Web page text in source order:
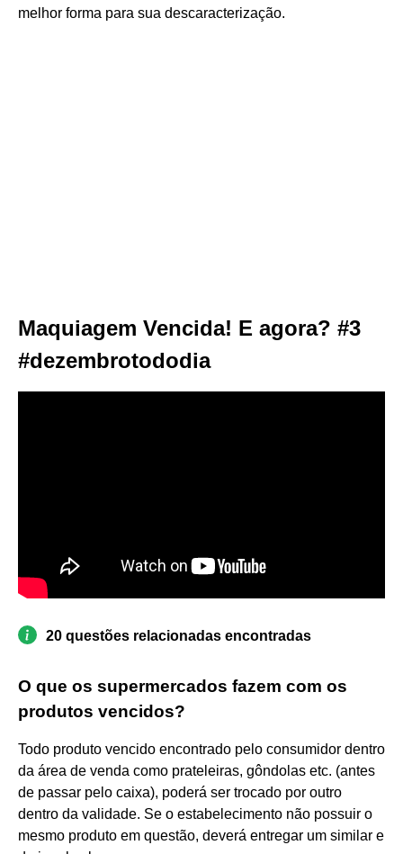
melhor forma para sua descaracterização.
Maquiagem Vencida! E agora? #3
#dezembrotododia
20 questões relacionadas encontradas
O que os supermercados fazem com os
produtos vencidos?
Todo produto vencido encontrado pelo consumidor dentro
da área de venda como prateleiras, gôndolas etc. (antes
de passar pelo caixa), poderá ser trocado por outro
dentro da validade. Se o estabelecimento não possuir o
mesmo produto em questão, deverá entregar um similar e